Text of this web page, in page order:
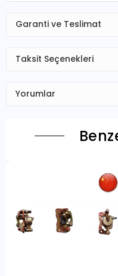
Garanti ve Teslimat
Taksit Seçenekleri
Yorumlar